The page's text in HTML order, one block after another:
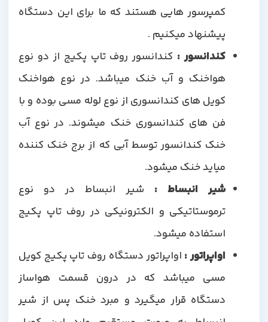
کمپرسور هایی هستند که ما برای این دستگاه
پیشنهاد میکنیم .
کندانسور :کندانسور روف تاپ پکیج از دو نوع
هواخنک و آب خنک میباشد. در نوع هواخنک
کویل های کندانسوری از نوع لوله مسی بوده و با
فن های کندانسوری خنک میشوند. در نوع آب
خنک کندانسور توسط آبی که از برج خنک کننده
میاید خنک میشود.
شیر انبساط :شیر انبساط در دو نوع
ترموستاتیکی و الکترونیکی در روف تاپ پکیج
استفاده میشود.
اواپراتور :اواپراتور دستگاه روف تاپ پکیج کویل
مسی میباشد که در درون قسمت هواساز
دستگاه قرار میگیرد و مبرد خنک پس از شیر